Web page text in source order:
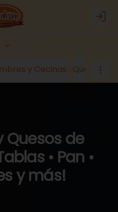
Login
y Cecinas Quesos
Quesos de
• Pan •
y más!